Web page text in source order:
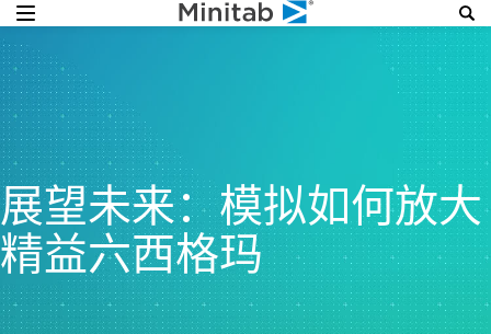
展望未来：模拟如何放大
精益六西格玛